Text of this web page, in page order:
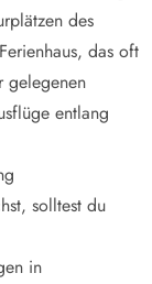
des
das oft
gelegenen
entlang
solltest du
in